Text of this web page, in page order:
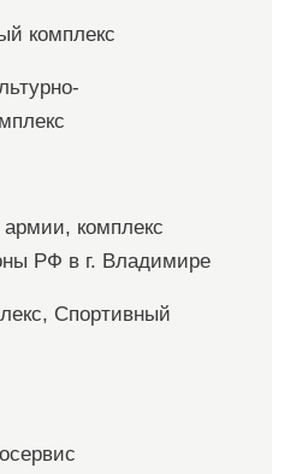
комплекс
комплекс
РФ в г. Владимире
Спортивный